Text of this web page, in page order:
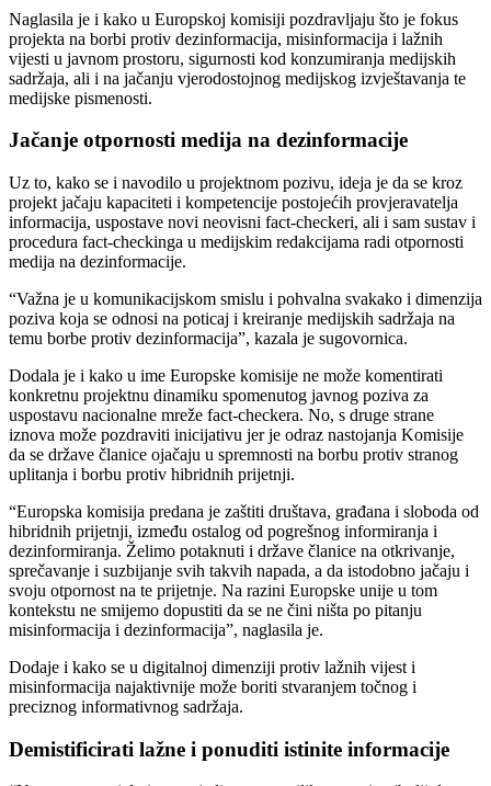
Naglasila je i kako u Europskoj komisiji pozdravljaju što je fokus
projekta na borbi protiv dezinformacija, misinformacija i lažnih
vijesti u javnom prostoru, sigurnosti kod konzumiranja medijskih
sadržaja, ali i na jačanju vjerodostojnog medijskog izvještavanja te
medijske pismenosti.
Jačanje otpornosti medija na dezinformacije
Uz to, kako se i navodilo u projektnom pozivu, ideja je da se kroz
projekt jačaju kapaciteti i kompetencije postojećih provjeravatelja
informacija, uspostave novi neovisni fact-checkeri, ali i sam sustav i
procedura fact-checkinga u medijskim redakcijama radi otpornosti
medija na dezinformacije.
“Važna je u komunikacijskom smislu i pohvalna svakako i dimenzija
poziva koja se odnosi na poticaj i kreiranje medijskih sadržaja na
temu borbe protiv dezinformacija”, kazala je sugovornica.
Dodala je i kako u ime Europske komisije ne može komentirati
konkretnu projektnu dinamiku spomenutog javnog poziva za
uspostavu nacionalne mreže fact-checkera. No, s druge strane
iznova može pozdraviti inicijativu jer je odraz nastojanja Komisije
da se države članice ojačaju u spremnosti na borbu protiv stranog
uplitanja i borbu protiv hibridnih prijetnji.
“Europska komisija predana je zaštiti društava, građana i sloboda od
hibridnih prijetnji, između ostalog od pogrešnog informiranja i
dezinformiranja. Želimo potaknuti i države članice na otkrivanje,
sprečavanje i suzbijanje svih takvih napada, a da istodobno jačaju i
svoju otpornost na te prijetnje. Na razini Europske unije u tom
kontekstu ne smijemo dopustiti da se ne čini ništa po pitanju
misinformacija i dezinformacija”, naglasila je.
Dodaje i kako se u digitalnoj dimenziji protiv lažnih vijest i
misinformacija najaktivnije može boriti stvaranjem točnog i
preciznog informativnog sadržaja.
Demistificirati lažne i ponuditi istinite informacije